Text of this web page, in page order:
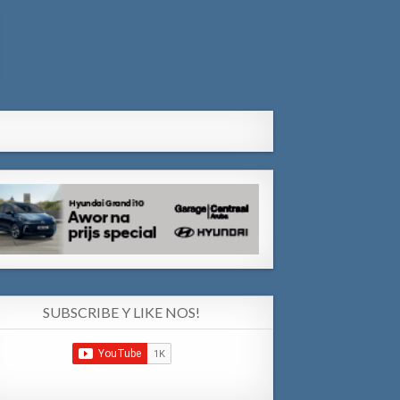
SUBSCRIBE Y LIKE NOS!